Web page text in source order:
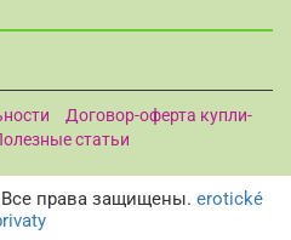
Договор-оферта купли-
статьи
права защищены. erotické